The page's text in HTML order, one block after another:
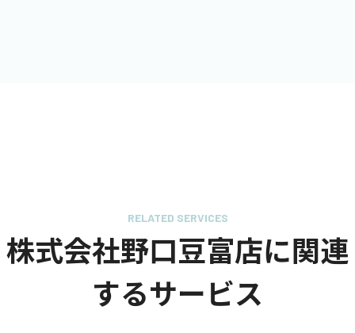
RELATED SERVICES
株式会社野口豆富店に関連
するサービス